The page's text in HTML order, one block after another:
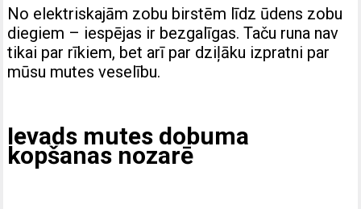
No elektriskajām zobu birstēm līdz ūdens zobu
diegiem – iespējas ir bezgalīgas. Taču runa nav
tikai par rīkiem, bet arī par dziļāku izpratni par
mūsu mutes veselību.
Ievads mutes dobuma
kopšanas nozarē